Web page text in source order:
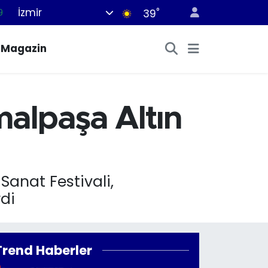
İzmir 39°
Magazin
Altın
Festivali,
Haberler